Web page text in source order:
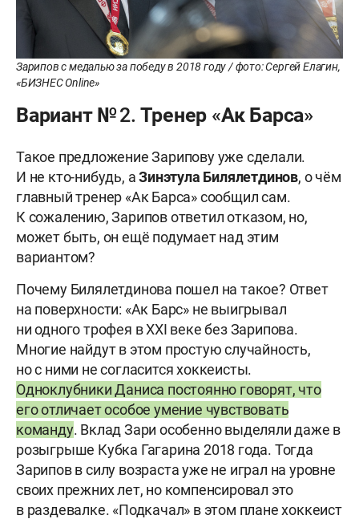
Зарипов с медалью за победу в 2018 году / фото: Сергей Елагин,
«БИЗНЕС Online»
Вариант № 2. Тренер «Ак Барса»
Такое предложение Зарипову уже сделали.
И не кто-нибудь, аЗинэтула Билялетдинов, о чём
главный тренер «Ак Барса» сообщил сам.
К сожалению, Зарипов ответил отказом, но,
может быть, он ещё подумает над этим
вариантом?
Почему Билялетдинова пошел на такое? Ответ
на поверхности: «Ак Барс» не выигрывал
ни одного трофея в XXI веке без Зарипова.
Многие найдут в этом простую случайность,
но с ними не согласится хоккеисты.
Одноклубники Даниса постоянно говорят, что
его отличает особое умение чувствовать
команду. Вклад Зари особенно выделяли даже в
розыгрыше Кубка Гагарина 2018 года. Тогда
Зарипов в силу возраста уже не играл на уровне
своих прежних лет, но компенсировал это
в раздевалке. «Подкачал» в этом плане хоккеист